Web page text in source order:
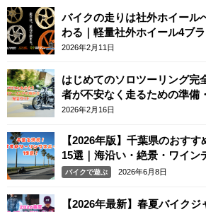
バイクの走りは社外ホイール
わる｜軽量社外ホイール4ブ
2026年2月11日
はじめてのソロツーリング完
者が不安なく走るための準備
2026年2月16日
【2026年版】千葉県のおす
15選｜海沿い・絶景・ワイン
バイクで遊ぶ 2026年6月8日
【2026年最新】春夏バイク